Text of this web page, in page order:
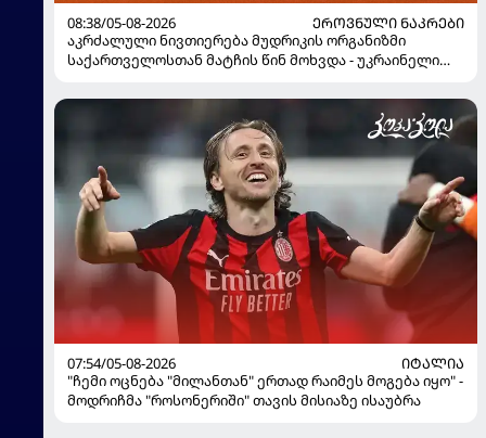
08:38/05-08-2026
ᲔᲠᲝᲕᲜᲣᲚᲘ ᲜᲐᲙᲠᲔᲑᲘ
აკრძალული ნივთიერება მუდრიკის ორგანიზმი
საქართველოსთან მატჩის წინ მოხვდა - უკრაინელი
ინფორმაციას ავრცელებს
07:54/05-08-2026
ᲘᲢᲐᲚᲘᲐ
"ჩემი ოცნება "მილანთან" ერთად რაიმეს მოგება იყო" -
მოდრიჩმა "როსონერიში" თავის მისიაზე ისაუბრა